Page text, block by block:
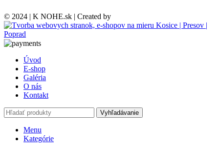
© 2024 | K NOHE.sk | Created by
Úvod
E-shop
Galéria
O nás
Kontakt
Vyhľadávanie
Menu
Kategórie